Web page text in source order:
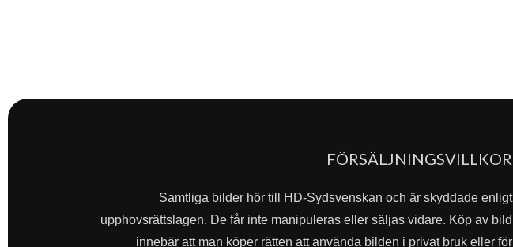
FÖRSÄLJNINGSVILLKOR
Samtliga bilder hör till HD-Sydsvenskan och är skyddade enligt
upphovsrättslagen. De får inte manipuleras eller säljas vidare. Köp av bild
innebär att man köper rätten att använda bilden i privat bruk eller för